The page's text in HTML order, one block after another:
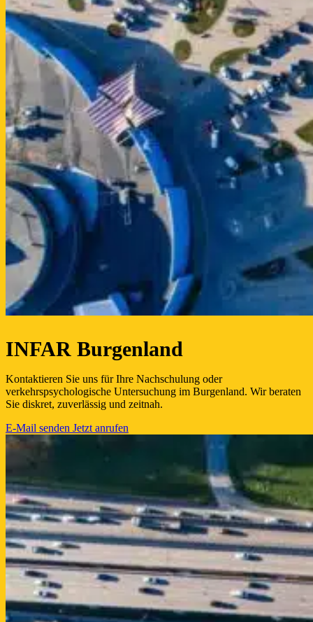
INFAR Burgenland
Kontaktieren Sie uns für Ihre Nachschulung oder
verkehrspsychologische Untersuchung im Burgenland. Wir beraten
Sie diskret, zuverlässig und zeitnah.
E-Mail senden Jetzt anrufen